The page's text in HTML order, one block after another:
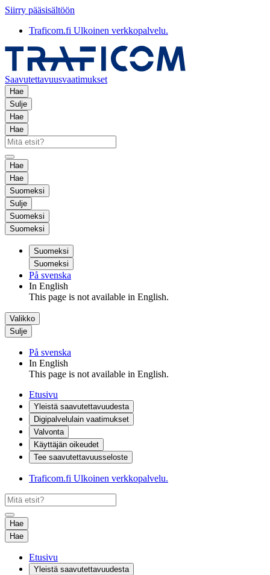
Siirry pääsisältöön
Traficom.fi Ulkoinen verkkopalvelu.
Saavutettavuusvaatimukset
Hae
Sulje
Hae
Hae
Hae
Hae
Suomeksi
Sulje
Suomeksi
Suomeksi
Suomeksi
Suomeksi
På svenska
In English
This page is not available in English.
Valikko
Sulje
På svenska
In English
This page is not available in English.
Etusivu
Yleistä saavutettavuudesta
Digipalvelulain vaatimukset
Valvonta
Käyttäjän oikeudet
Tee saavutettavuusseloste
Traficom.fi Ulkoinen verkkopalvelu.
Hae
Hae
Etusivu
Yleistä saavutettavuudesta